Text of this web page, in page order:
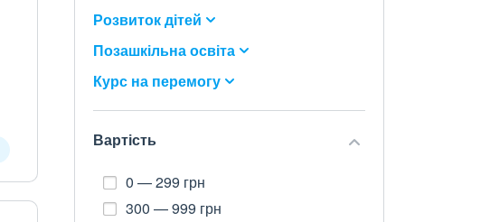
Розвиток дітей
Позашкільна освіта
Курс на перемогу
Вартість
0 — 299 грн
300 — 999 грн